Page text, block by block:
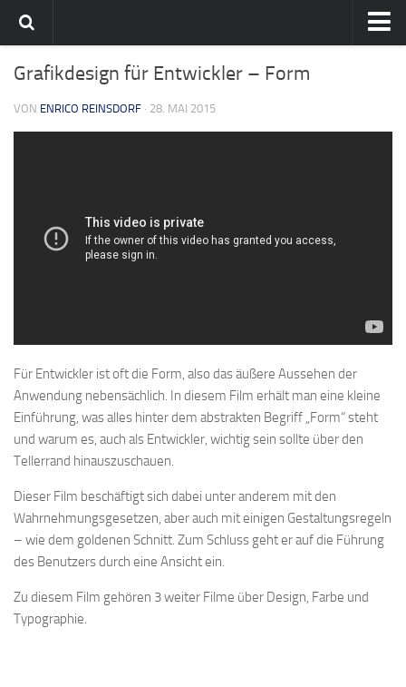
Home
flavia-it.de
Grafikdesign für Entwickler – Form
VON ENRICO REINSDORF · 28. MAI 2015
Für Entwickler ist oft die Form, also das äußere Aussehen der
Anwendung nebensächlich. In diesem Film erhält man eine kleine
Einführung, was alles hinter dem abstrakten Begriff „Form“ steht
und warum es, auch als Entwickler, wichtig sein sollte über den
Tellerrand hinauszuschauen.
Dieser Film beschäftigt sich dabei unter anderem mit den
Wahrnehmungsgesetzen, aber auch mit einigen Gestaltungsregeln
– wie dem goldenen Schnitt. Zum Schluss geht er auf die Führung
des Benutzers durch eine Ansicht ein.
Zu diesem Film gehören 3 weiter Filme über Design, Farbe und
Typographie.